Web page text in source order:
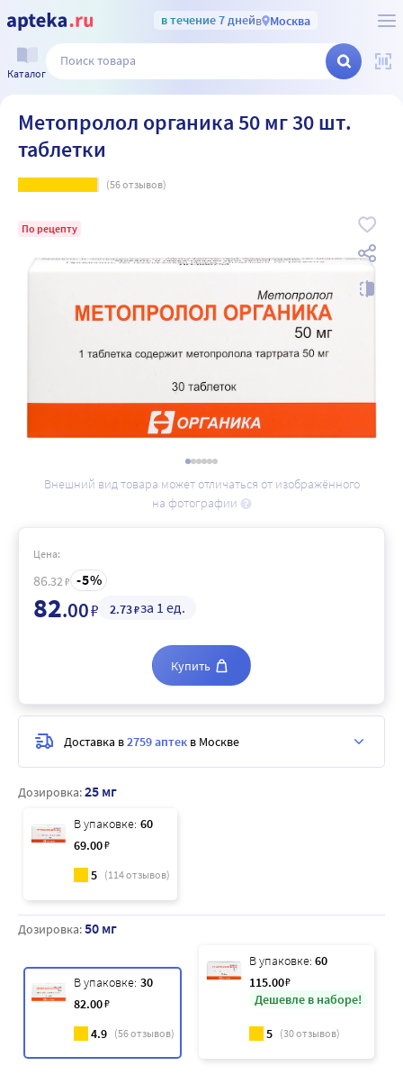
в течение 7 днейв Москва
Каталог
Метопролол органика 50 мг 30 шт.
таблетки
(56отзывов)
По рецепту
Внешний вид товара может отличаться от изображённого
на фотографии
Дозировка:25 мг
В упаковке: 60
69.00₽
5 (114отзывов)
Дозировка:50 мг
В упаковке: 30
82.00₽
4.9 (56отзывов)
В упаковке: 60
115.00₽
Дешевле в наборе!
5 (30отзывов)
Цена:
86.32 ₽ 5
82.00₽ 2.73₽за 1 ед.
Купить
Доставка в2759 аптек в Москве